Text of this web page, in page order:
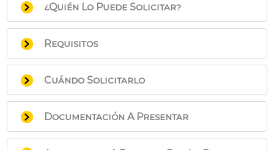
¿Quién Lo Puede Solicitar?
Quienes tributen por cuota municipal e
incurran en las circunstancias
mencionadas.
Requisitos
El incremento medio de la plantilla de
trabajadores con contrato indefinido
habrá de ser superior al cinco por cien, en
el municipio de València.
Cuándo Solicitarlo
Dentro del primer trimestre del ejercicio
en que haya de aplicarse.
Documentación A Presentar
En las Oficinas de Gestión Tributaria